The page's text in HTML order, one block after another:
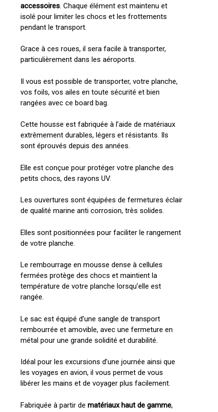
accessoires. Chaque élément est maintenu et
isolé pour limiter les chocs et les frottements
pendant le transport.
Grace à ces roues, il sera facile à transporter,
particulièrement dans les aéroports.
Il vous est possible de transporter, votre planche,
vos foils, vos ailes en toute sécurité et bien
rangées avec ce board bag.
Cette housse est fabriquée à l’aide de matériaux
extrêmement durables, légers et résistants. Ils
sont éprouvés depuis des années.
Elle est conçue pour protéger votre planche des
petits chocs, des rayons UV.
Les ouvertures sont équipées de fermetures éclair
de qualité marine anti corrosion, très solides.
Elles sont positionnées pour faciliter le rangement
de votre planche.
Le rembourrage en mousse dense à cellules
fermées protège des chocs et maintient la
température de votre planche lorsqu’elle est
rangée.
Le sac est équipé d’une sangle de transport
rembourrée et amovible, avec une fermeture en
métal pour une grande solidité et durabilité.
Idéal pour les excursions d’une journée ainsi que
les voyages en avion, il vous permet de vous
libérer les mains et de voyager plus facilement.
Fabriquée à partir de matériaux haut de gamme,